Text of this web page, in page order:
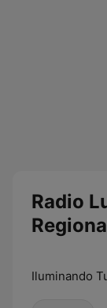
Radio
Iluminando